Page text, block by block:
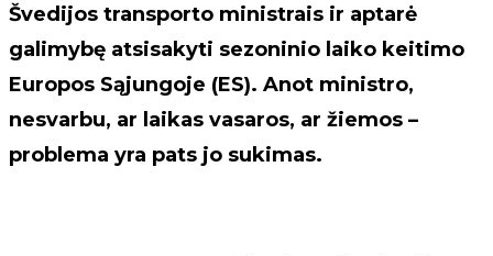
Švedijos transporto ministrais ir aptarė
galimybę atsisakyti sezoninio laiko keitimo
Europos Sąjungoje (ES). Anot ministro,
nesvarbu, ar laikas vasaros, ar žiemos –
problema yra pats jo sukimas.